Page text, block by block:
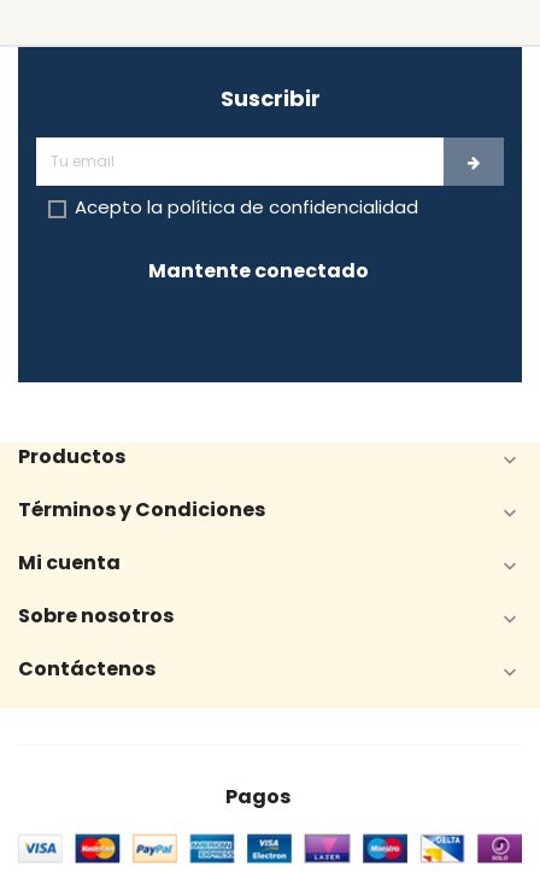
Suscribir
Acepto la política de confidencialidad
Mantente conectado
Productos 
Términos y Condiciones 
Mi cuenta 
Sobre nosotros 
Contáctenos 
Pagos